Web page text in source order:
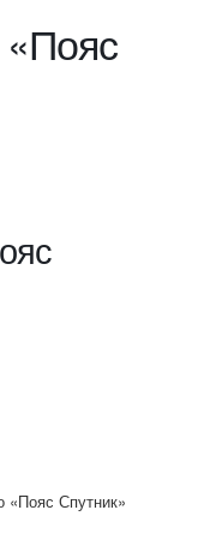
«Пояс Спутник»